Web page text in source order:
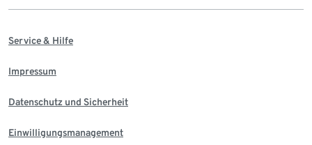
Service & Hilfe
Impressum
Datenschutz und Sicherheit
Einwilligungsmanagement